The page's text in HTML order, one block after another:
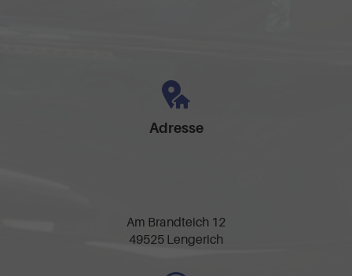
Adresse
Am Brandteich 12
49525 Lengerich